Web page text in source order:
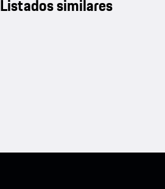
Listados similares